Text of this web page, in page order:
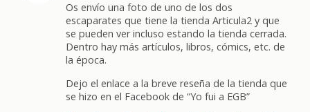
Os envío una foto de uno de los dos
escaparates que tiene la tienda Articula2 y que
se pueden ver incluso estando la tienda cerrada.
Dentro hay más artículos, libros, cómics, etc. de
la época.
Dejo el enlace a la breve reseña de la tienda que
se hizo en el Facebook de “Yo fui a EGB”